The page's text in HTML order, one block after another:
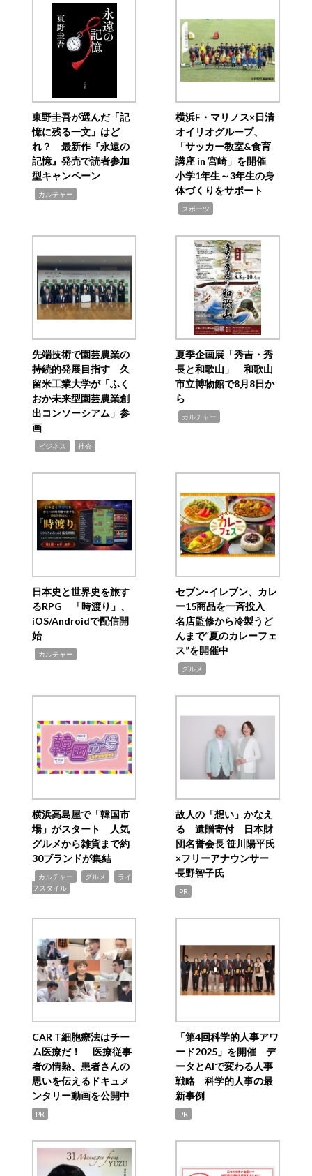
東野圭吾が選んだ「記
憶に残る一文」はど
れ？ 最新作『永遠の
記憶』発売で読者参加
型キャンペーン
カルチャー
横浜F・マリノス×日清
オイリオグループ、
「サッカー教室&食育
講座 in 宮崎」を開催
小学1年生～3年生の身
体づくりをサポート
スポーツ
先端技術で園芸農業の
持続的発展目指す 久
留米工業大学が「ふく
おか未来型園芸農業創
出コンソーシアム」参
画
ビジネス 社会
夏季企画展「秀吉・秀
長と和歌山」 和歌山
市立博物館で8月8日か
ら
カルチャー
日本史と世界史を旅す
るRPG 「時渡り」、
iOS/Androidで配信開
始
カルチャー
セブン‐イレブン、カレ
ー15商品を一斉投入
名店監修から冷製うど
んまで“夏のカレーフェ
ス”を開催中
グルメ
横浜高島屋で「韓国市
場」がスタート 人気
グルメから雑貨まで約
30ブランドが集結
カルチャー グルメ
ライ
フスタイル
故人の「想い」かなえ
る 遺贈寄付 日本財
団名誉会長 笹川陽平氏
×フリーアナウンサー
長野智子氏
PR
CAR T細胞療法はチー
ム医療だ！ 医療従事
者の情熱、患者さんの
思いを伝えるドキュメ
ンタリー動画を公開中
PR
「第4回科学的人事アワ
ード2025」を開催 デ
ータとAIで変わる人事
戦略 科学的人事の最
新事例
PR